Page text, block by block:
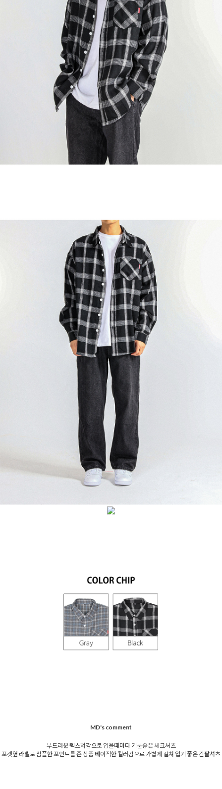
MD's comment
부드러운 텍스쳐감으로 입을때마다 기분좋은 체크셔츠
포켓옆 라벨로 심플한 포인트를 준 상품 베이직한 컬러감으로 가볍게 걸쳐 입기 좋은 긴팔셔츠